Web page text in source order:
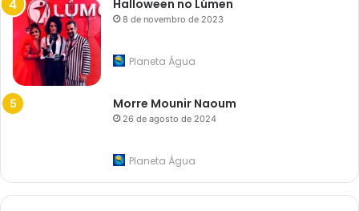
Halloween no Lúmen
8 de novembro de 2023
Planeta Água
Morre Mounir Naoum
26 de agosto de 2024
Planeta Água